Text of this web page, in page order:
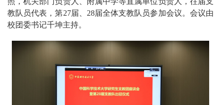
教队员代表，第27届、28届全体支教队员参加会议。会议由
校团委书记千坤主持。